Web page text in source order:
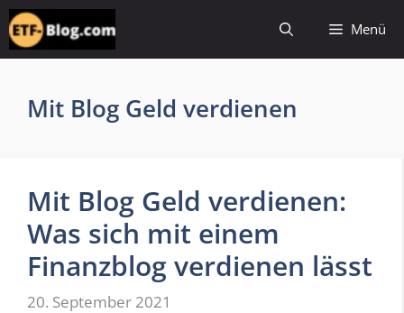
Zum
Inhalt
springen
Menü
Mit Blog Geld verdienen
Mit Blog Geld verdienen:
Was sich mit einem
Finanzblog verdienen lässt
20. September 2021